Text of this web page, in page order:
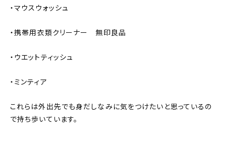
・マウスウォッシュ
・携帯用衣類クリーナー 無印良品
・ウエットティッシュ
・ミンティア
これらは外出先でも身だしなみに気をつけたいと思っているの
で持ち歩いています。